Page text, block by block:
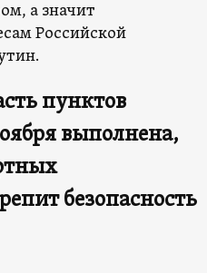
а значит
Российской
пунктов
выполнена,
безопасность